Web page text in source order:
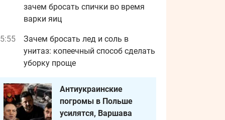
зачем бросать спички во время
варки яиц
Зачем бросать лед и соль в
унитаз: копеечный способ сделать
уборку проще
Антиукраинские
погромы в Польше
усилятся, Варшава